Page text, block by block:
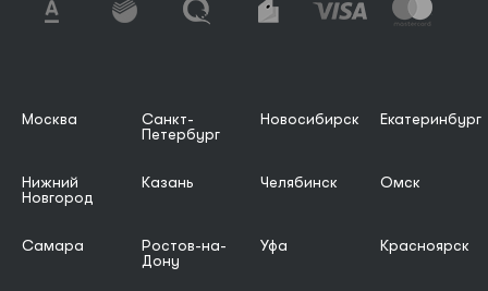
Москва
Санкт-
Петербург
Новосибирск Екатеринбург
Нижний
Новгород
Казань Челябинск Омск
Самара
Ростов-на-
Дону
Уфа Красноярск